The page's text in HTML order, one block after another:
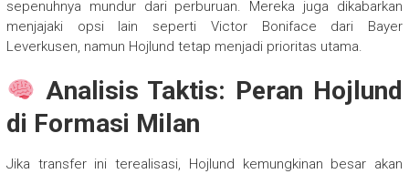
sepenuhnya mundur dari perburuan. Mereka juga dikabarkan
menjajaki opsi lain seperti Victor Boniface dari Bayer
Leverkusen, namun Hojlund tetap menjadi prioritas utama.
Analisis Taktis: Peran Hojlund
di Formasi Milan
Jika transfer ini terealisasi, Hojlund kemungkinan besar akan